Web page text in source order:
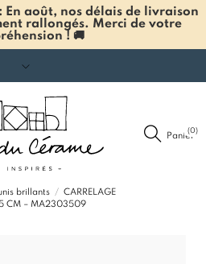
: En août, nos délais de livraison
rallongés. Merci de votre
! 🚚
Panier
(0)
brillants
CARRELAGE
CM – MA2303509